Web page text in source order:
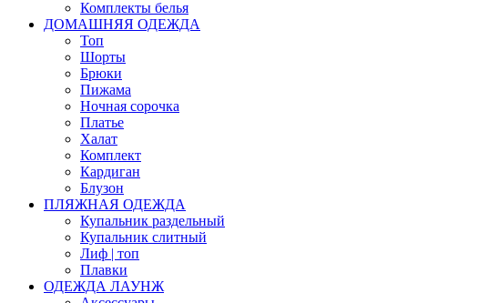
Комплекты белья
ДОМАШНЯЯ ОДЕЖДА
Топ
Шорты
Брюки
Пижама
Ночная сорочка
Платье
Халат
Комплект
Кардиган
Блузон
ПЛЯЖНАЯ ОДЕЖДА
Купальник раздельный
Купальник слитный
Лиф | топ
Плавки
ОДЕЖДА ЛАУНЖ